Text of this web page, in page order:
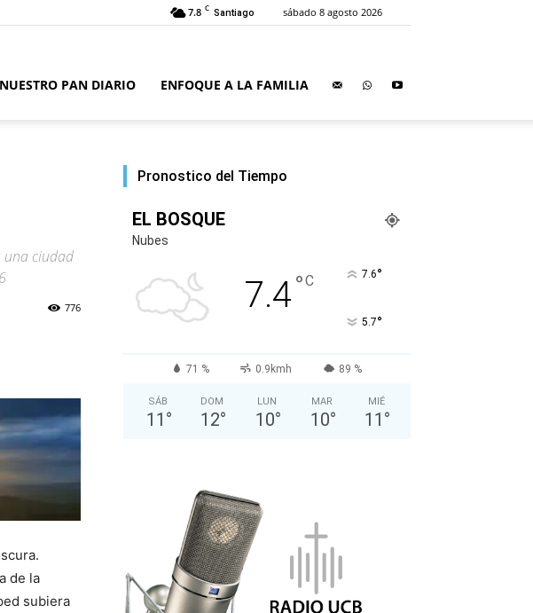
7.8 C Santiago sábado 8 agosto 2026
NUESTRO PAN DIARIO ENFOQUE A LA FAMILIA
una ciudad
776
de la
subiera
Pronostico del Tiempo
EL BOSQUE
Nubes
7.4°C 7.6°
5.7°
71 % 0.9kmh 89 %
SÁB
11 °
DOM
12°
LUN
10°
MAR
10°
MIÉ
11 °